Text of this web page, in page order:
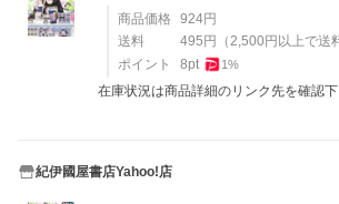
商品価格 924円
送料
495 円 （2,500 円以上で送
ポイント
8pt 1%
在庫状況は商品詳細のリンク先を確認
紀伊國屋書店Yahoo!店